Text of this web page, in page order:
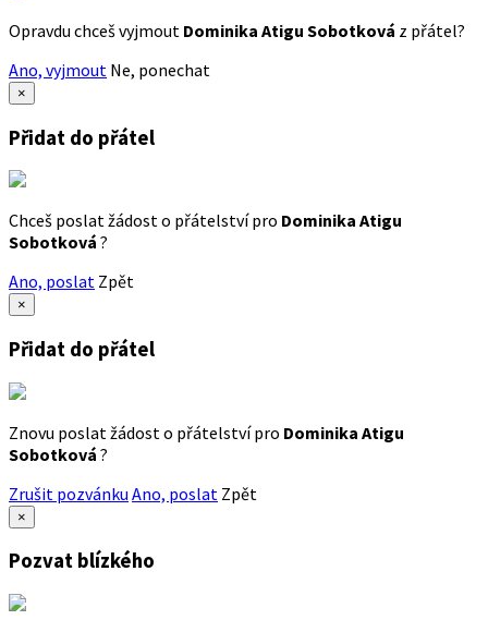
Opravdu chceš vyjmout Dominika Atigu Sobotková z přátel?
Ano, vyjmout Ne, ponechat
×
Přidat do přátel
Chceš poslat žádost o přátelství pro Dominika Atigu
Sobotková ?
Ano, poslat Zpět
×
Přidat do přátel
Znovu poslat žádost o přátelství pro Dominika Atigu
Sobotková ?
Zrušit pozvánku Ano, poslat Zpět
×
Pozvat blízkého